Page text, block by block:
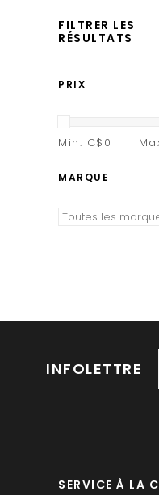
FILTRER LES
RÉSULTATS
PRIX
Min: C$ 0
MARQUE
INFOLETTRE
SERVICE À LA